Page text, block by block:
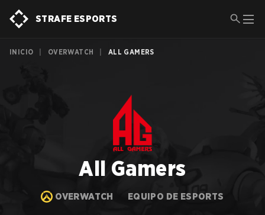
STRAFE ESPORTS
INICIO OVERWATCH ALL GAMERS
All Gamers
OVERWATCH EQUIPO DE ESPORTS